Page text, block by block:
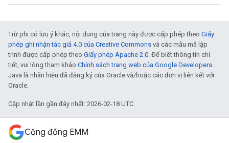
Trừ phi có lưu ý khác, nội dung của trang này được cấp phép theo Giấy
phép ghi nhận tác giả 4.0 của Creative Commons và các mẫu mã lập
trình được cấp phép theo Giấy phép Apache 2.0. Để biết thông tin chi
tiết, vui lòng tham khảo Chính sách trang web của Google Developers.
Java là nhãn hiệu đã đăng ký của Oracle và/hoặc các đơn vị liên kết với
Oracle.
Cập nhật lần gần đây nhất: 2026-02-18 UTC.
Cộng đồng EMM